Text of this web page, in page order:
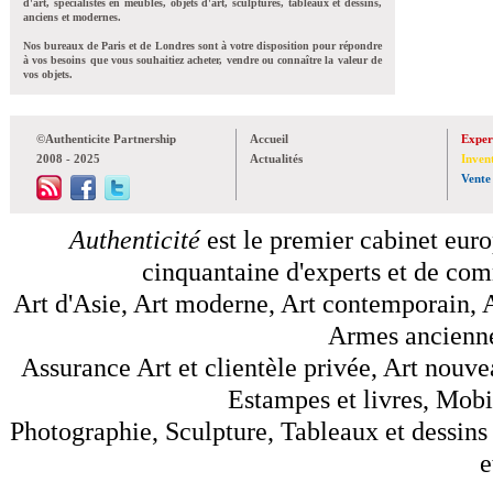
d'art, spécialistes en meubles, objets d'art, sculptures, tableaux et dessins,
anciens et modernes.
Nos bureaux de Paris et de Londres sont à votre disposition pour répondre
à vos besoins que vous souhaitiez acheter, vendre ou connaître la valeur de
vos objets.
©Authenticite Partnership
2008 - 2025
Accueil
Actualités
Vente
Authenticitéest le premier cabinet
cinquantaine d'experts et de
Art d'Asie, Art moderne, Art contemporain,
Armes
Assurance Art et clientèle privée, Art
Estampes et livres,
Photographie, Sculpture, Tableaux et